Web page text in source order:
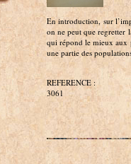
En introduction, sur
on ne peut que regretter
qui répond le mieux aux
une partie des
REFERENCE :
3061